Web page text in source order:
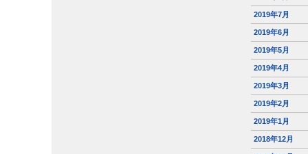
2019年7月
2019年6月
2019年5月
2019年4月
2019年3月
2019年2月
2019年1月
2018年12月